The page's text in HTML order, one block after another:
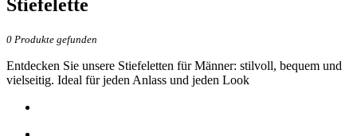
Stiefelette
0 Produkte gefunden
Entdecken Sie unsere Stiefeletten für Männer: stilvoll, bequem und
vielseitig. Ideal für jeden Anlass und jeden Look